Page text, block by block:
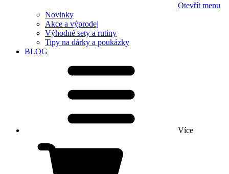
Otevřít menu
Novinky
Akce a výprodej
Výhodné sety a rutiny
Tipy na dárky a poukázky
BLOG
Více